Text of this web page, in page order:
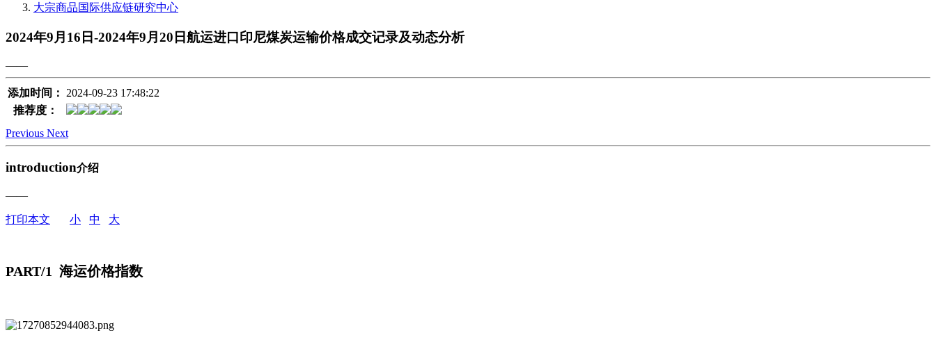
大宗商品国际供应链研究中心
2024年9月16日-2024年9月20日航运进口印尼煤炭运输价格成交记录及动态分析
——
添加时间： 2024-09-23 17:48:22
推荐度：
Previous Next
introduction介绍
——
打印本文 小 中 大
PART/1 海运价格指数